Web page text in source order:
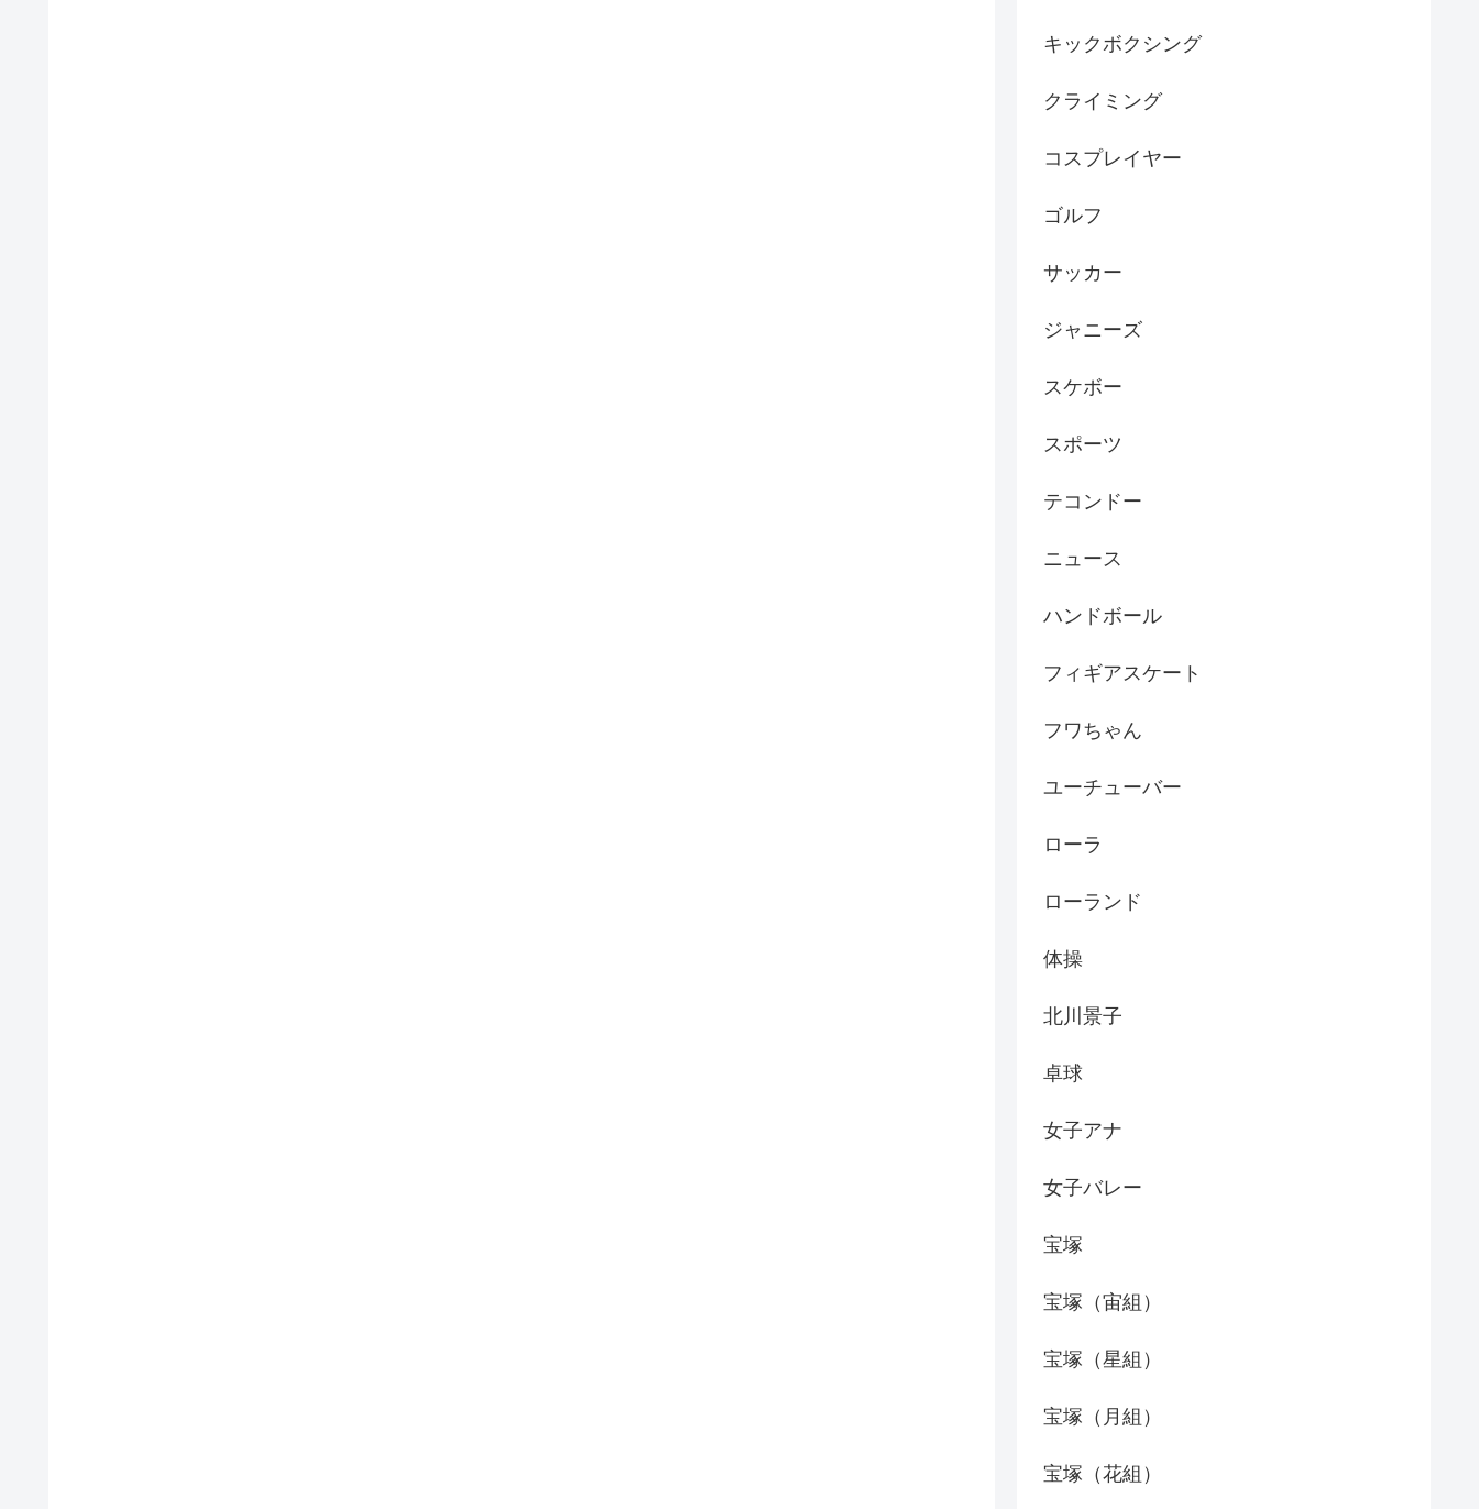
キックボクシング
クライミング
コスプレイヤー
ゴルフ
サッカー
ジャニーズ
スケボー
スポーツ
テコンドー
ニュース
ハンドボール
フィギアスケート
フワちゃん
ユーチューバー
ローラ
ローランド
体操
北川景子
卓球
女子アナ
女子バレー
宝塚
宝塚（宙組）
宝塚（星組）
宝塚（月組）
宝塚（花組）